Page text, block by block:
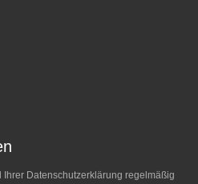
Ihrer Datenschutzerklärung regelmäßig